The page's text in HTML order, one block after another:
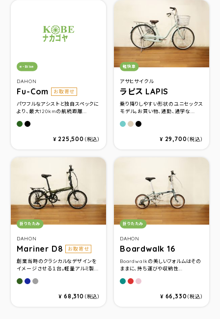
DAHON
Fu-Com お取寄せ
カテゴリ：
e-Bike
パワフルなアシストと独自スペックに
より、最大120kmの航続距離...
カーキ
マットブラック
¥ 225,500 （税込）
アサヒサイクル
ラピス LAPIS
カテゴリ：
軽快車
乗り降りしやすい形状のユニセックス
モデル。お買い物、通勤、通学な...
ＰＷソフトブルー
ＰＷベージュ
ＰＷブラック
¥ 29,700（税込）
DAHON
Mariner D8 お取寄せ
カテゴリ：
折りたたみ
創業当時のクラシカルなデザインを
イメージさせる１台。軽量アルミ製...
Olive Drab
Ocean Navy
Gunmetal
¥ 68,310 （税込）
DAHON
Boardwalk 16
カテゴリ：
折りたたみ
Boardwalkの美しいフォルムはその
ままに、持ち運びや収納性...
Matt Grayish Green
Matt Terrcotta
Pink Puff
¥ 66,330（税込）